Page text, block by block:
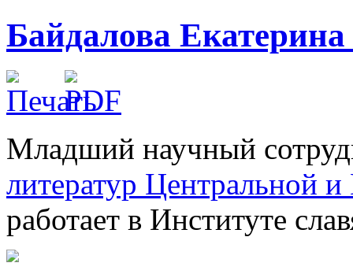
Байдалова
Младший научный
литератур Центральной
работает в Институте